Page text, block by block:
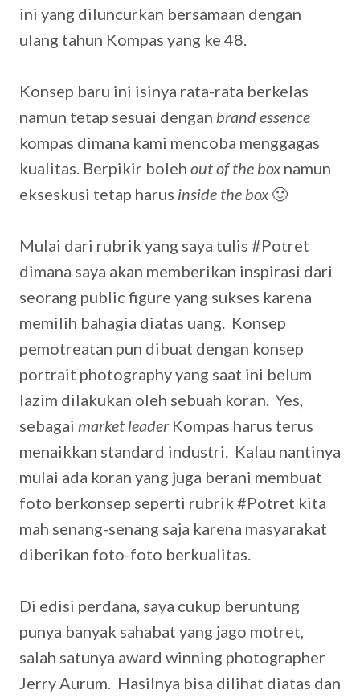
ini yang diluncurkan bersamaan dengan
ulang tahun Kompas yang ke 48.
Konsep baru ini isinya rata-rata berkelas
namun tetap sesuai dengan brand essence
kompas dimana kami mencoba menggagas
kualitas. Berpikir boleh out of the box namun
ekseskusi tetap harus inside the box 🙂
Mulai dari rubrik yang saya tulis #Potret
dimana saya akan memberikan inspirasi dari
seorang public figure yang sukses karena
memilih bahagia diatas uang. Konsep
pemotreatan pun dibuat dengan konsep
portrait photography yang saat ini belum
lazim dilakukan oleh sebuah koran. Yes,
sebagai market leader Kompas harus terus
menaikkan standard industri. Kalau nantinya
mulai ada koran yang juga berani membuat
foto berkonsep seperti rubrik #Potret kita
mah senang-senang saja karena masyarakat
diberikan foto-foto berkualitas.
Di edisi perdana, saya cukup beruntung
punya banyak sahabat yang jago motret,
salah satunya award winning photographer
Jerry Aurum. Hasilnya bisa dilihat diatas dan